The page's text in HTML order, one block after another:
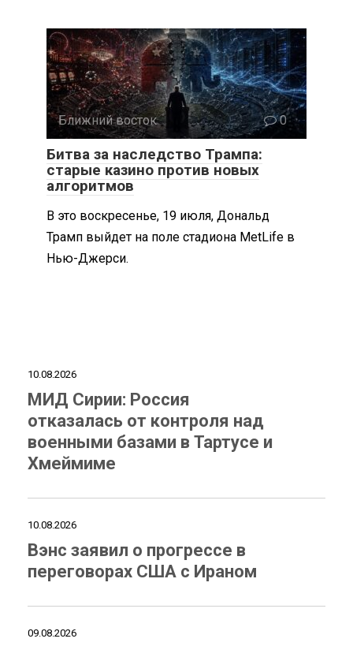
Ближний восток 0
Битва за наследство Трампа:
старые казино против новых
алгоритмов
В это воскресенье, 19 июля, Дональд
Трамп выйдет на поле стадиона MetLife в
Нью-Джерси.
10.08.2026
МИД Сирии: Россия
отказалась от контроля над
военными базами в Тартусе и
Хмеймиме
10.08.2026
Вэнс заявил о прогрессе в
переговорах США с Ираном
09.08.2026